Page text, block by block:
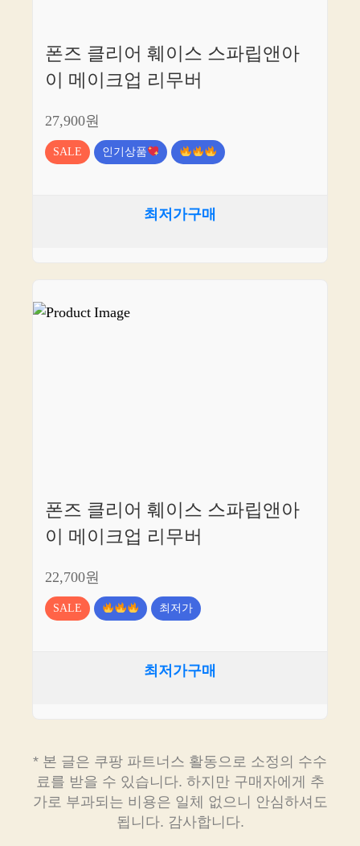
폰즈 클리어 훼이스 스파립앤아
이 메이크업 리무버
27,900원
SALE 인기상품
최저가구매
폰즈 클리어 훼이스 스파립앤아
이 메이크업 리무버
22,700원
SALE 최저가
최저가구매
* 본 글은 쿠팡 파트너스 활동으로 소정의 수수
료를 받을 수 있습니다. 하지만 구매자에게 추
가로 부과되는 비용은 일체 없으니 안심하셔도
됩니다. 감사합니다.